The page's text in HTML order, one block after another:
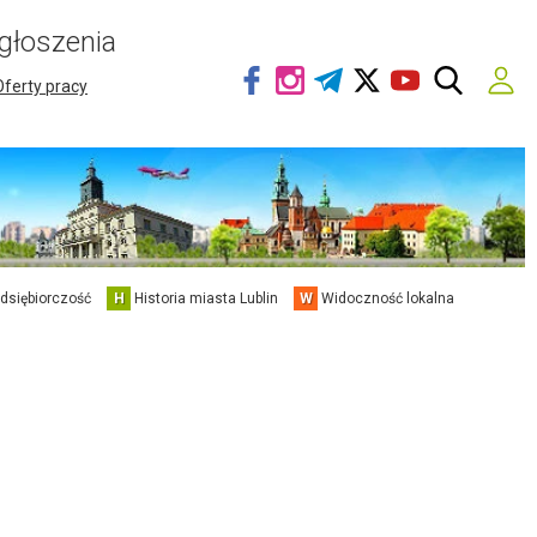
pracy
H Historia miasta Lublin W Widoczność lokalna